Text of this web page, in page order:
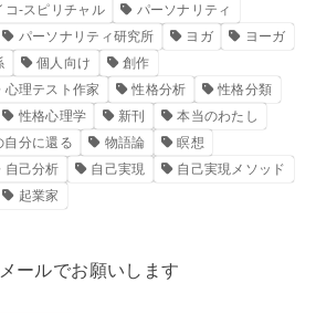
コ‐スピリチャル
パーソナリティ
パーソナリティ研究所 ヨガ
ヨーガ
個人向け
創作
心理テスト作家 性格分析
性格分類
性格心理学 新刊
本当のわたし
自分に還る 物語論
瞑想
自己分析 自己実現
自己実現メソッド
起業家
ールでお願いします